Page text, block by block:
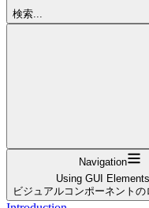
検索...
Navigation
Using GUI Elements
ビジュアルコンポーネント